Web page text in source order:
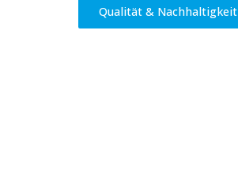
Qualität & Nachhaltigkeit